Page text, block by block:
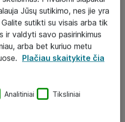
Jūsų sutikimo, nes jie yra
sutikti su visais arba tik
ir valdyti savo pasirinkimus
arba bet kuriuo metu
Plačiau skaitykite čia
Analitiniai Tiksliniai